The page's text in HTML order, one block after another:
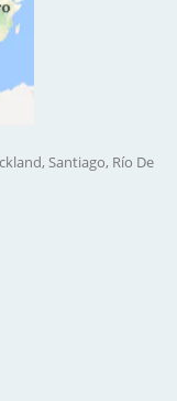
Santiago, Río De